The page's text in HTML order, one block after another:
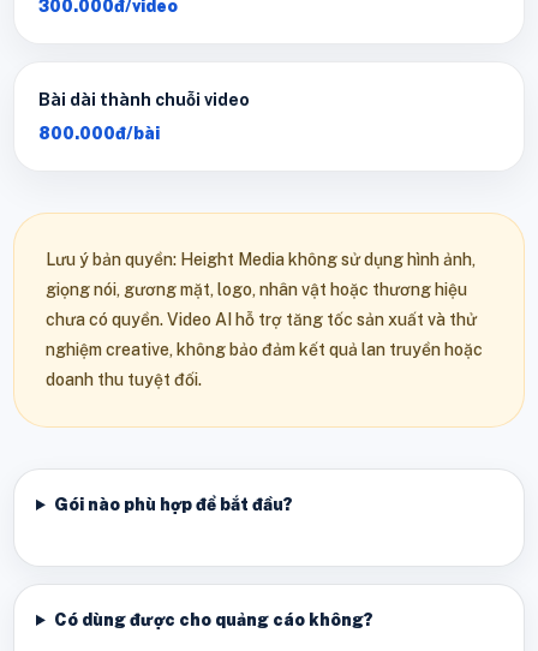
300.000đ/video
Bài dài thành chuỗi video
800.000đ/bài
Lưu ý bản quyền: Height Media không sử dụng hình ảnh,
giọng nói, gương mặt, logo, nhân vật hoặc thương hiệu
chưa có quyền. Video AI hỗ trợ tăng tốc sản xuất và thử
nghiệm creative, không bảo đảm kết quả lan truyền hoặc
doanh thu tuyệt đối.
Gói nào phù hợp để bắt đầu?
Có dùng được cho quảng cáo không?